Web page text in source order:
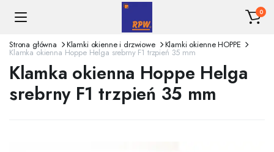
0
Strona główna Klamki okienne i drzwiowe Klamki okienne HOPPE
Klamka okienna Hoppe Helga srebrny F1 trzpień 35 mm
Klamka okienna Hoppe Helga
srebrny F1 trzpień 35 mm